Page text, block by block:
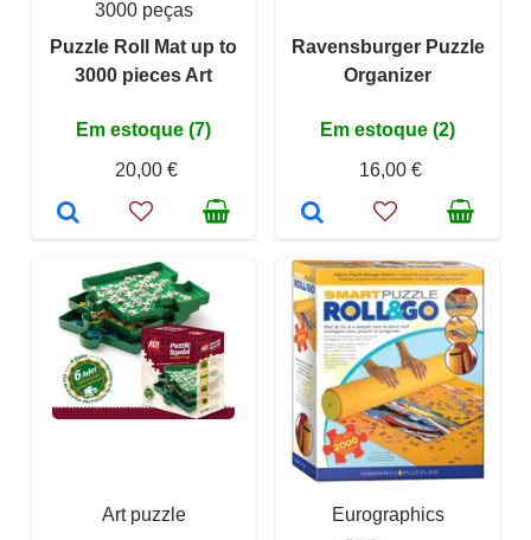
3000 peças
Puzzle Roll Mat up to
3000 pieces Art
Em estoque (7)
20,00 €
Ravensburger Puzzle
Organizer
Em estoque (2)
16,00 €
Art puzzle
Eurographics